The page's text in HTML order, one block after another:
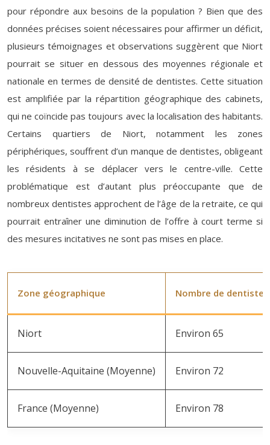
pour répondre aux besoins de la population ? Bien que des
données précises soient nécessaires pour affirmer un déficit,
plusieurs témoignages et observations suggèrent que Niort
pourrait se situer en dessous des moyennes régionale et
nationale en termes de densité de dentistes. Cette situation
est amplifiée par la répartition géographique des cabinets,
qui ne coïncide pas toujours avec la localisation des habitants.
Certains quartiers de Niort, notamment les zones
périphériques, souffrent d’un manque de dentistes, obligeant
les résidents à se déplacer vers le centre-ville. Cette
problématique est d’autant plus préoccupante que de
nombreux dentistes approchent de l’âge de la retraite, ce qui
pourrait entraîner une diminution de l’offre à court terme si
des mesures incitatives ne sont pas mises en place.
Zone géographique Nombre de
Niort Environ 65
Nouvelle-Aquitaine (Moyenne) Environ 72
France (Moyenne) Environ 78